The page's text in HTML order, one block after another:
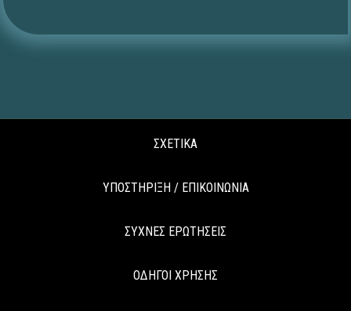
ΣΧΕΤΙΚΑ
ΥΠΟΣΤΗΡΙΞΗ / ΕΠΙΚΟΙΝΩΝΙΑ
ΣΥΧΝΕΣ ΕΡΩΤΗΣΕΙΣ
ΟΔΗΓΟΙ ΧΡΗΣΗΣ